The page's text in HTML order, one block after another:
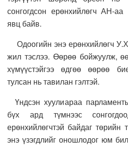
сонгогдсон ерөнхийлөгч АН-
явц байв.
Одоогийн энэ ерөнхийлөгч
жил тэслээ. Өөрөө бойжуулж,
хүмүүстэйгээ өдгөө өөрөө
тулсан нь тавилан гэлтэй.
Үндсэн хуулиараа
бүх ард түмнээс
ерөнхийлөгчтэй байдаг төрийн
энэ үзэгдлийг оношлодог юм